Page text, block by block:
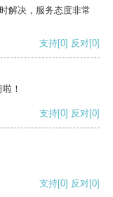
解决，服务态度非常
支持[0] 反对[0]
！
支持[0] 反对[0]
支持[0] 反对[0]